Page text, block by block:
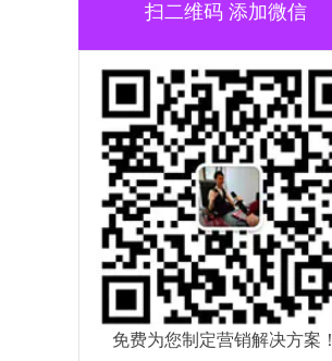
扫二维码 添加微信
免费为您制定营销解决方案！